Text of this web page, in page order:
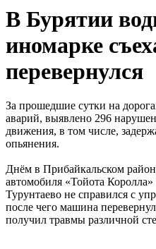
В Бурятии
иномарке
перевернулся
За прошедшие сутки на
аварий, выявлено 296
движения, в том числе,
опьянения.
Днём в Прибайкальском
автомобиля «Тойота
Турунтаево не справился с
после чего машина
получил травмы различной